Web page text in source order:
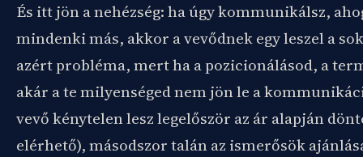
És itt jön a nehézség: ha úgy kommunikálsz,
mindenki más, akkor a vevődnek egy leszel a
azért probléma, mert ha a pozicionálásod, a
akár a te milyenséged nem jön le a
vevő kénytelen lesz legelőször az ár alapján
elérhető), másodszor talán az ismerősök